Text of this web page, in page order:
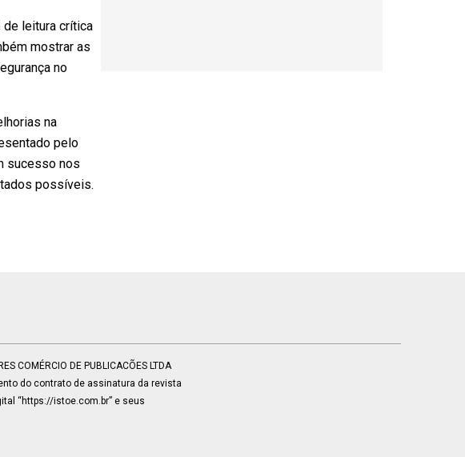
leitura crítica
mostrar as
no
na
pelo
sucesso nos
possíveis.
COMÉRCIO DE PUBLICACÕES LTDA
do contrato de assinatura da revista
“https://istoe.com.br” e seus